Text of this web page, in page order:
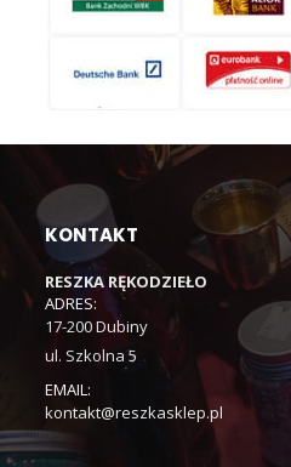
KONTAKT
RESZKA RĘKODZIEŁO
ADRES:
17-200 Dubiny
ul. Szkolna 5
EMAIL:
kontakt@reszkasklep.pl